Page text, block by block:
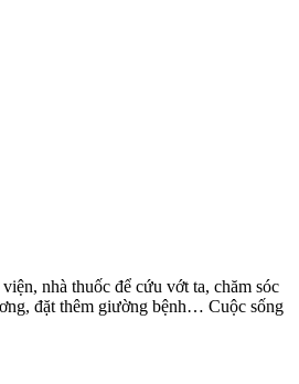
nhà thuốc để cứu vớt ta, chăm sóc
đặt thêm giường bệnh… Cuộc sống